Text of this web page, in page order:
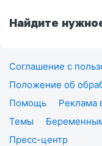
Найдите
Соглашение с
Положение об
Помощь
Реклама
Темы
Пресс-центр